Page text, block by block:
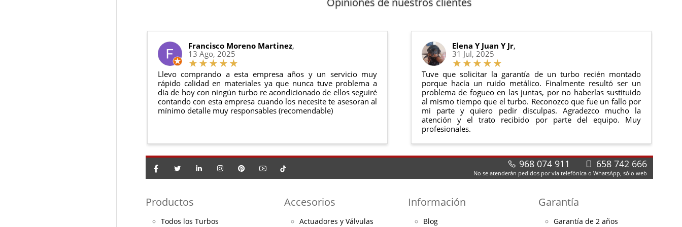
Todas nuestras garantías cumplen con la legislación vigente. Consulta nuestras condiciones generales
El productono debe haber sido montado ni manipulado
Debe devolverse en suembalaje original perfectas condiciones
Francisco Moreno Martinez,
13 Ago, 2025
Llevo comprando a esta empresa años y un servicio muy
rápido calidad en materiales ya que nunca tuve problema a
día de hoy con ningún turbo re acondicionado de ellos seguiré
contando con esta empresa cuando los necesite te asesoran al
mínimo detalle muy responsables (recomendable)
Elena Y Juan Y Jr,
31 Jul, 2025
Tuve que solicitar la garantía de un turbo recién montado
porque hacía un ruido metálico. Finalmente resultó ser un
problema de fogueo en las juntas, por no haberlas sustituido
al mismo tiempo que el turbo. Reconozco que fue un fallo por
mi parte y quiero pedir disculpas. Agradezco mucho la
atención y el trato recibido por parte del equipo. Muy
profesionales.
968 074 911 658 742 666
No se atenderán pedidos por vía telefónica o WhatsApp, sólo web
Productos
Todos los Turbos
Accesorios
Actuadores y Válvulas
Información
Blog
Garantía
Garantía de 2 años